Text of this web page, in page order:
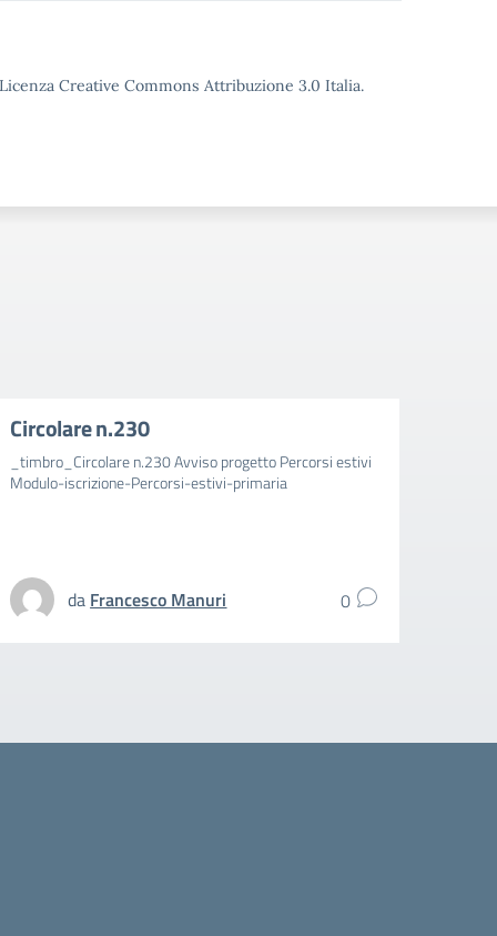
Creative Commons Attribuzione 3.0 Italia.
Circolare n.230
_timbro_Circolare n.230 Avviso progetto Percorsi estivi
Modulo-iscrizione-Percorsi-estivi-primaria
da Francesco Manuri 0